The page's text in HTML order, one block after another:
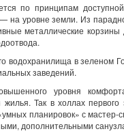
по принципам
на уровне земли. Из
металлические
водохранилища в зеленом
заведений.
уровня
Так в холлах
планировок» с
дополнительными